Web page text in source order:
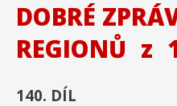
DOBRÉ
REGIONŮ z
140. DÍL